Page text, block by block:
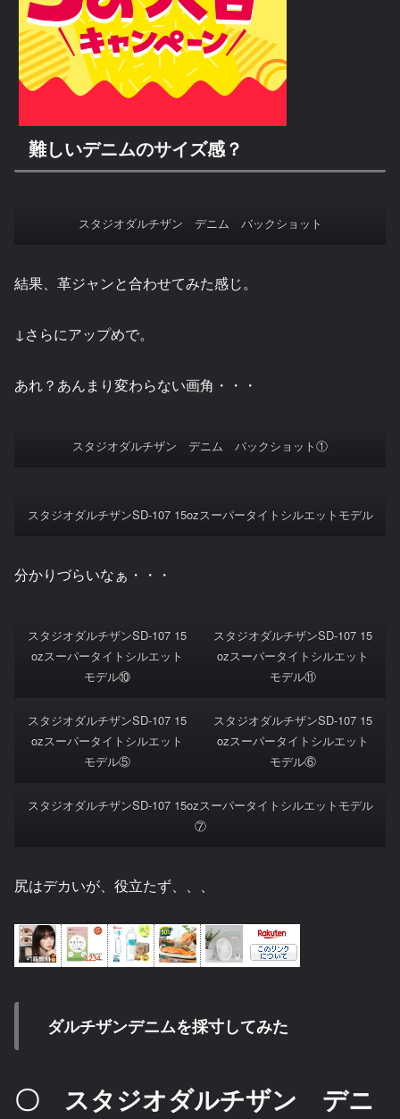
難しいデニムのサイズ感？
スタジオダルチザン デニム バックショット
結果、革ジャンと合わせてみた感じ。
↓さらにアップめで。
あれ？あんまり変わらない画角・・・
スタジオダルチザン デニム バックショット①
スタジオダルチザンSD-107 15ozスーパータイトシルエットモデル
分かりづらいなぁ・・・
スタジオダルチザンSD-107 15
ozスーパータイトシルエット
モデル⑩
スタジオダルチザンSD-107 15
ozスーパータイトシルエット
モデル⑪
スタジオダルチザンSD-107 15
ozスーパータイトシルエット
モデル⑤
スタジオダルチザンSD-107 15
ozスーパータイトシルエット
モデル⑥
スタジオダルチザンSD-107 15ozスーパータイトシルエットモデル
⑦
尻はデカいが、役立たず、、、
ダルチザンデニムを採寸してみた
〇 スタジオダルチザン デニ